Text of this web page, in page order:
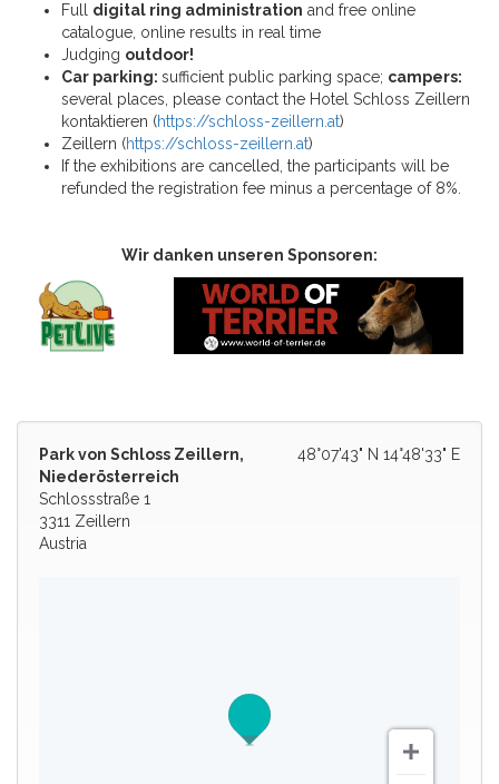
Full digital ring administration and free online
catalogue, online results in real time
Judging outdoor!
Car parking: sufficient public parking space; campers:
several places, please contact the Hotel Schloss Zeillern
kontaktieren (https://schloss-zeillern.at)
Zeillern (https://schloss-zeillern.at)
If the exhibitions are cancelled, the participants will be
refunded the registration fee minus a percentage of 8%.
Wir danken unseren Sponsoren:
48°07'43" N 14°48'33" E
Park von Schloss Zeillern,
Niederösterreich
Schlossstraße 1
3311 Zeillern
Austria